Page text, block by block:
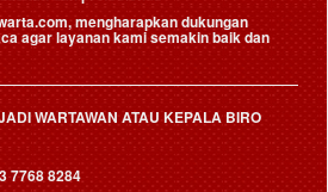
mengharapkan dukungan
agar layanan kami semakin baik dan
WARTAWAN ATAU KEPALA BIRO
7768 8284